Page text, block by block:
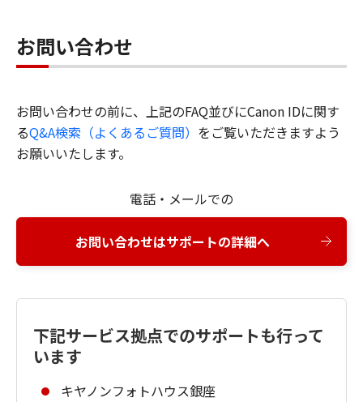
お問い合わせ
お問い合わせの前に、上記のFAQ並びにCanon IDに関す
るQ&A検索（よくあるご質問） をご覧いただきますよう
お願いいたします。
電話・メールでの
お問い合わせはサポートの詳細へ
下記サービス拠点でのサポートも行って
います
キヤノンフォトハウス銀座